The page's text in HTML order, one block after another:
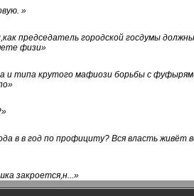
»
председатель городской госдумы
физи»
и типа крутого мафиози борьбы с
»
»
в в год по профициту? Вся власть живёт
закроется,н...»